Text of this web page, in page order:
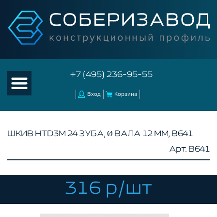
+7 (495) 236-95-55
Вход Корзина
КОМПЛЕКТУЮЩИЕ К ЧПУ
АКСЕССУАРЫ ДЛЯ V-ПАЗА
ШКИВ HTD3M 24 ЗУБА, Ø ВАЛА 12 ММ, B641
Арт. B641
316 р/шт